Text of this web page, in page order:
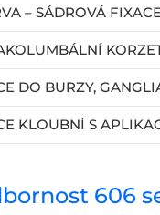
– SÁDROVÁ
DO BURZY,
KLOUBNÍ S
606